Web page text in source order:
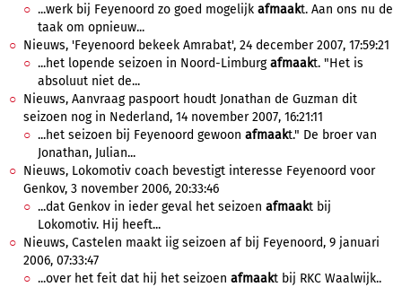
...werk bij Feyenoord zo goed mogelijk afmaakt. Aan ons nu de
taak om opnieuw...
Nieuws, 'Feyenoord bekeek Amrabat', 24 december 2007, 17:59:21
...het lopende seizoen in Noord-Limburgafmaakt. "Het is
absoluut niet de...
Nieuws, Aanvraag paspoort houdt Jonathan de Guzman dit
seizoen nog in Nederland, 14 november 2007, 16:21:11
...het seizoen bij Feyenoord gewoon afmaakt." De broer van
Jonathan, Julian...
Nieuws, Lokomotiv coach bevestigt interesse Feyenoord voor
Genkov, 3 november 2006, 20:33:46
...dat Genkov in ieder geval het seizoen afmaakt bij
Lokomotiv. Hij heeft...
Nieuws, Castelen maakt iig seizoen af bij Feyenoord, 9 januari
2006, 07:33:47
...over het feit dat hij het seizoen afmaakt bij RKC Waalwijk..